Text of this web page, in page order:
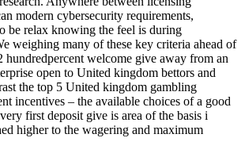
modern cybersecurity requirements,
be relax knowing the feel is during
weighing many of these key criteria ahead of
hundredpercent welcome give away from an
open to United kingdom bettors and
the top 5 United kingdom gambling
incentives – the available choices of a good
first deposit give is area of the basis i
higher to the wagering and maximum